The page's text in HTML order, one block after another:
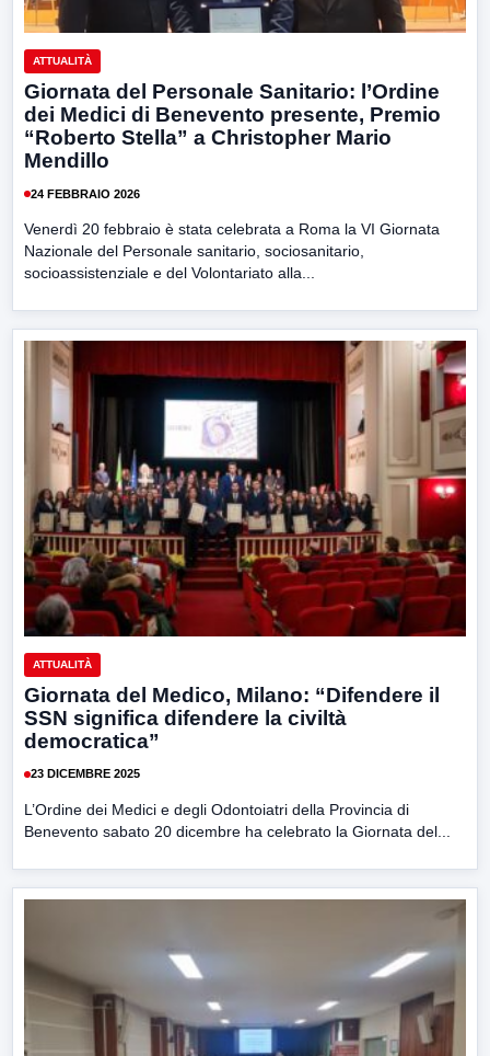
ATTUALITÀ
Giornata del Personale Sanitario: l’Ordine
dei Medici di Benevento presente, Premio
“Roberto Stella” a Christopher Mario
Mendillo
24 FEBBRAIO 2026
Venerdì 20 febbraio è stata celebrata a Roma la VI Giornata
Nazionale del Personale sanitario, sociosanitario,
socioassistenziale e del Volontariato alla...
ATTUALITÀ
Giornata del Medico, Milano: “Difendere il
SSN significa difendere la civiltà
democratica”
23 DICEMBRE 2025
L’Ordine dei Medici e degli Odontoiatri della Provincia di
Benevento sabato 20 dicembre ha celebrato la Giornata del...